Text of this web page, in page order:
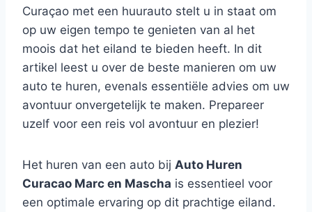
Curaçao met een huurauto stelt u in staat om
op uw eigen tempo te genieten van al het
moois dat het eiland te bieden heeft. In dit
artikel leest u over de beste manieren om uw
auto te huren, evenals essentiële advies om uw
avontuur onvergetelijk te maken. Prepareer
uzelf voor een reis vol avontuur en plezier!
Het huren van een auto bij Auto Huren
Curacao Marc en Mascha is essentieel voor
een optimale ervaring op dit prachtige eiland.